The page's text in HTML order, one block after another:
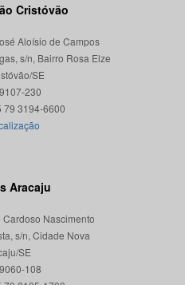
Cristóvão
Aloísio de Campos
s/n, Bairro Rosa Elze
SE
230
Aracaju
Nascimento
s/n, Cidade Nova
SE
108